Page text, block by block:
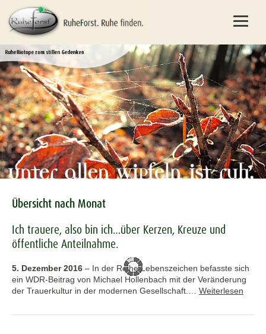
Übersicht nach Monat
Ich trauere, also bin ich…über Kerzen, Kreuze und
öffentliche Anteilnahme.
5. Dezember 2016 – In der Reihe Lebenszeichen befasste sich
ein WDR-Beitrag von Michael Hollenbach mit der Veränderung
der Trauerkultur in der modernen Gesellschaft.… Weiterlesen